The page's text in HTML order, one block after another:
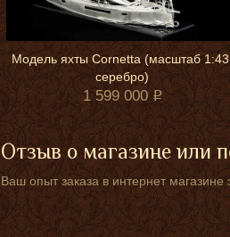
Модель яхты Cornetta (масштаб
серебро)
1 599 000
Отзыв о магазине или
Ваш опыт заказа в интернет магазине